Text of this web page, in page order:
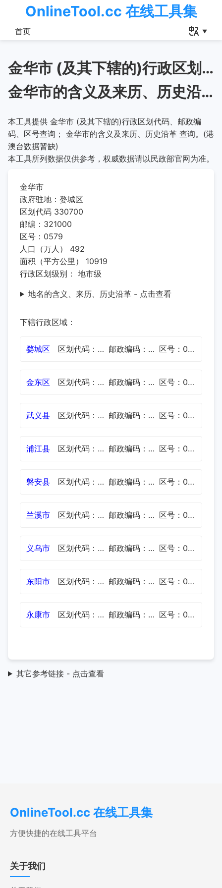
OnlineTool.cc 在线工具集
首页
金华市 (及其下辖的)行政区划代码、邮政编码、区号查询
金华市的含义及来历、历史沿革
本工具提供 金华市 (及其下辖的)行政区划代码、邮政编
码、区号查询； 金华市的含义及来历、历史沿革 查询。(港
澳台数据暂缺)
本工具所列数据仅供参考，权威数据请以民政部官网为准。
金华市
政府驻地：婺城区
区划代码 330700
邮编：321000
区号：0579
人口（万人） 492
面积（平方公里） 10919
行政区划级别： 地市级
地名的含义、来历、历史沿革 - 点击查看
下辖行政区域：
婺城区 区划代码：330702 邮政编码：321000 区号：0579
金东区 区划代码：330703 邮政编码：321000 区号：0579
武义县 区划代码：330723 邮政编码：321200 区号：0579
浦江县 区划代码：330726 邮政编码：322200 区号：0579
磐安县 区划代码：330727 邮政编码：322300 区号：0579
兰溪市 区划代码：330781 邮政编码：321100 区号：0579
义乌市 区划代码：330782 邮政编码：322000 区号：0579
东阳市 区划代码：330783 邮政编码：322100 区号：0579
永康市 区划代码：330784 邮政编码：321300 区号：0579
其它参考链接 - 点击查看
OnlineTool.cc 在线工具集
方便快捷的在线工具平台
关于我们